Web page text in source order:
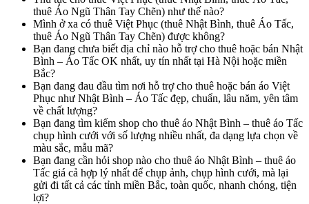
thuê Áo Ngũ Thân Tay Chẽn) như thế nào?
Mình ở xa có thuê Việt Phục (thuê Nhật Bình, thuê Áo Tấc,
thuê Áo Ngũ Thân Tay Chẽn) được không?
Bạn đang chưa biết địa chỉ nào hỗ trợ cho thuê hoặc bán Nhật
Bình – Áo Tấc OK nhất, uy tín nhất tại Hà Nội hoặc miền
Bắc?
Bạn đang đau đầu tìm nơi hỗ trợ cho thuê hoặc bán áo Việt
Phục như Nhật Bình – Áo Tấc đẹp, chuẩn, lâu năm, yên tâm
về chất lượng?
Bạn đang tìm kiếm shop cho thuê áo Nhật Bình – thuê áo Tấc
chụp hình cưới với số lượng nhiều nhất, đa dạng lựa chọn về
màu sắc, mẫu mã?
Bạn đang cần hỏi shop nào cho thuê áo Nhật Bình – thuê áo
Tấc giá cả hợp lý nhất để chụp ảnh, chụp hình cưới, mà lại
gửi đi tất cả các tỉnh miền Bắc, toàn quốc, nhanh chóng, tiện
lợi?